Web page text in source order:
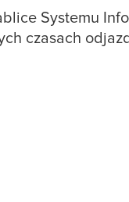
Systemu
czasach